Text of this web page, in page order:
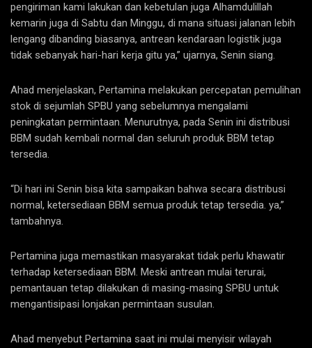
pengiriman kami lakukan dan kebetulan juga Alhamdulillah
kemarin juga di Sabtu dan Minggu, di mana situasi jalanan lebih
lengang dibanding biasanya, antrean kendaraan logistik juga
tidak sebanyak hari-hari kerja gitu ya,” ujarnya, Senin siang.
Ahad menjelaskan, Pertamina melakukan percepatan pemulihan
stok di sejumlah SPBU yang sebelumnya mengalami
peningkatan permintaan. Menurutnya, pada Senin ini distribusi
BBM sudah kembali normal dan seluruh produk BBM tetap
tersedia.
“Di hari ini Senin bisa kita sampaikan bahwa secara distribusi
normal, ketersediaan BBM semua produk tetap tersedia. ya,”
tambahnya.
Pertamina juga memastikan masyarakat tidak perlu khawatir
terhadap ketersediaan BBM. Meski antrean mulai terurai,
pemantauan tetap dilakukan di masing-masing SPBU untuk
mengantisipasi lonjakan permintaan susulan.
Ahad menyebut Pertamina saat ini mulai menyisir wilayah